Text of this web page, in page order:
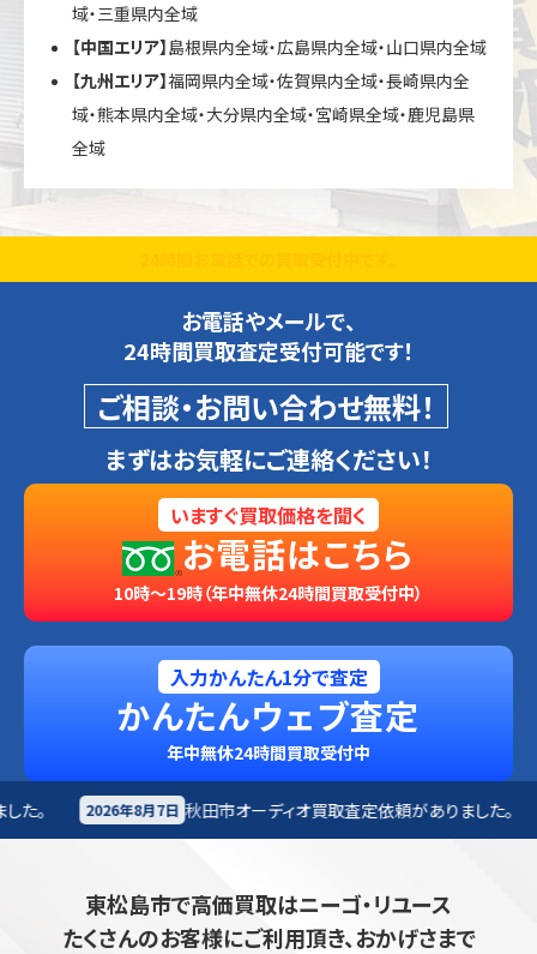
域・三重県内全域
【中国エリア】島根県内全域・広島県内全域・山口県内全域
【九州エリア】福岡県内全域・佐賀県内全域・長崎県内全
域・熊本県内全域・大分県内全域・宮崎県全域・鹿児島県
全域
お電話やメールで、
24時間買取査定受付可能です！
ご相談・お問い合わせ無料！
まずはお気軽にご連絡ください！
いますぐ買取価格を聞く
お電話はこちら
10時～19時（年中無休24時間買取受付中）
入力かんたん1分で査定
かんたんウェブ査定
年中無休24時間買取受付中
田市 オーディオ買取査定依頼がありました。 2026年8月7日 富士宮市
東松島市で高価買取はニーゴ・リユース
たくさんのお客様にご利用頂き、おかげさまで